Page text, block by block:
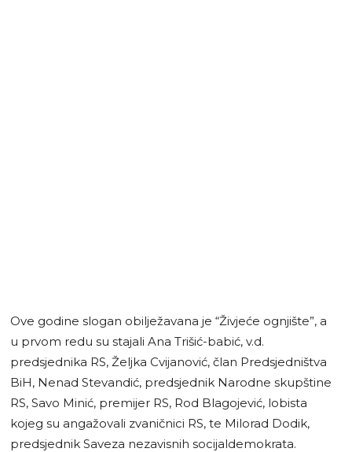
Ove godine slogan obilježavana je “Živjeće ognjište”, a
u prvom redu su stajali Ana Trišić-babić, v.d.
predsjednika RS, Željka Cvijanović, član Predsjedništva
BiH, Nenad Stevandić, predsjednik Narodne skupštine
RS, Savo Minić, premijer RS, Rod Blagojević, lobista
kojeg su angažovali zvaničnici RS, te Milorad Dodik,
predsjednik Saveza nezavisnih socijaldemokrata.